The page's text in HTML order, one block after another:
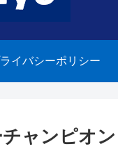
イバシーポリシー
ャンピオン